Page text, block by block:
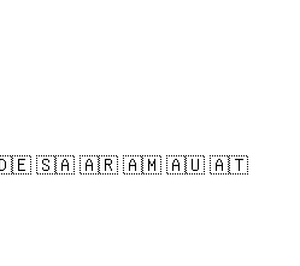
🇸🇦 🇦🇷 🇦🇲 🇦🇺 🇦🇹